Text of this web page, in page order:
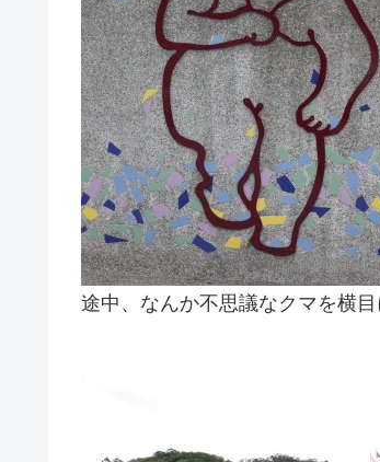
途中、なんか不思議なクマを横目